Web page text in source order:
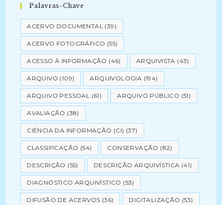
Palavras-Chave
ACERVO DOCUMENTAL (39)
ACERVO FOTOGRÁFICO (55)
ACESSO À INFORMAÇÃO (46) ARQUIVISTA (43)
ARQUIVO (109) ARQUIVOLOGIA (194)
ARQUIVO PESSOAL (61) ARQUIVO PÚBLICO (51)
AVALIAÇÃO (38)
CIÊNCIA DA INFORMAÇÃO (CI) (37)
CLASSIFICAÇÃO (54) CONSERVAÇÃO (82)
DESCRIÇÃO (55) DESCRIÇÃO ARQUIVÍSTICA (41)
DIAGNÓSTICO ARQUIVÍSTICO (53)
DIFUSÃO DE ACERVOS (36) DIGITALIZAÇÃO (53)